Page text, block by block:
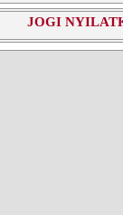
JOGI